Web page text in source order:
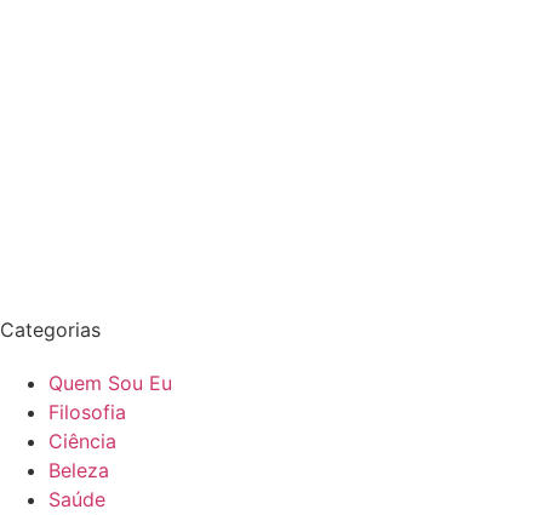
Categorias
Quem Sou Eu
Filosofia
Ciência
Beleza
Saúde